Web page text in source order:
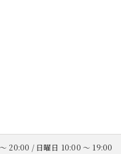
20:00 / 日曜日 10:00 ～ 19:00